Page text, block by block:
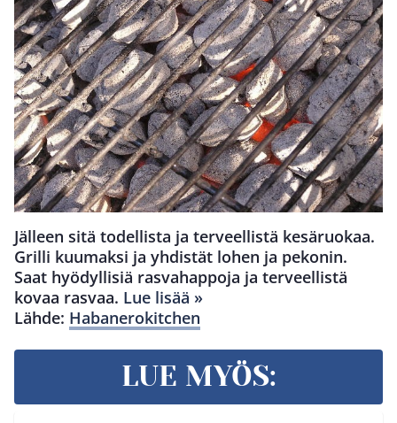
Jälleen sitä todellista ja terveellistä kesäruokaa.
Grilli kuumaksi ja yhdistät lohen ja pekonin.
Saat hyödyllisiä rasvahappoja ja terveellistä
kovaa rasvaa. Lue lisää »
Lähde: Habanerokitchen
LUE MYÖS: